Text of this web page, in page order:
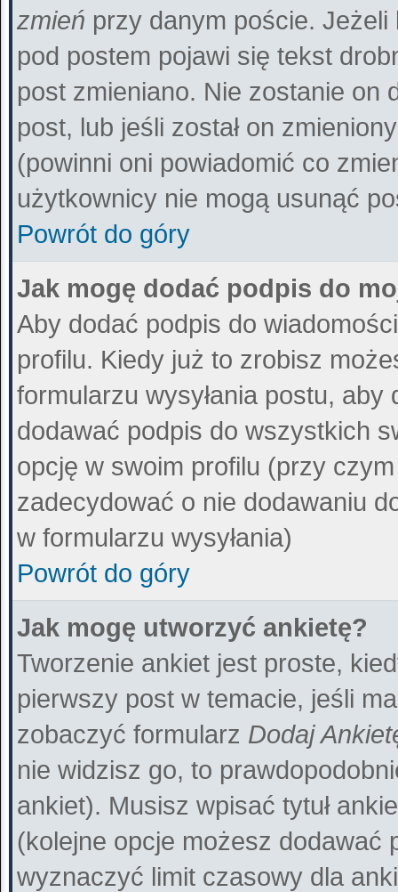
zmień przy danym poście. Jeżeli
pod postem pojawi się tekst
post zmieniano. Nie zostanie on
post, lub jeśli został on
(powinni oni powiadomić co
użytkownicy nie mogą usunąć
Powrót do góry
Jak mogę dodać podpis do
Aby dodać podpis do
profilu. Kiedy już to zrobisz
formularzu wysyłania postu,
dodawać podpis do wszystkich
opcję w swoim profilu (przy
zadecydować o nie dodawaniu
w formularzu wysyłania)
Powrót do góry
Jak mogę utworzyć ankietę?
Tworzenie ankiet jest proste,
pierwszy post w temacie, jeśli
zobaczyć formularz Dodaj
nie widzisz go, to
ankiet). Musisz wpisać tytuł
(kolejne opcje możesz dodawać
wyznaczyć limit czasowy dla